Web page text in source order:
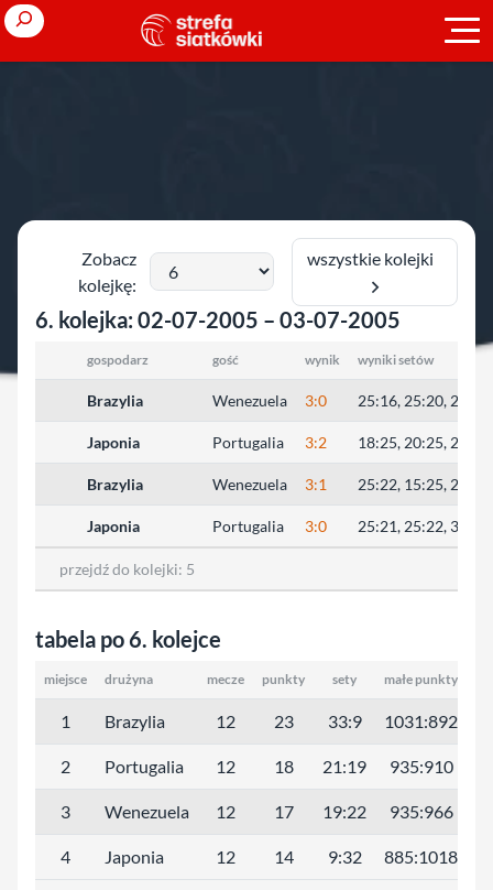
Przejdź
do
treści
Search
Zobacz
kolejkę:
wszystkie kolejki
6. kolejka: 02-07-2005 – 03-07-2005
gospodarz gość wynik wyniki setów
Brazylia Wenezuela 3:0 25:16, 25:20, 25:21
Japonia Portugalia 3:2 18:25, 20:25,
Brazylia Wenezuela 3:1 25:22, 15:25,
Japonia Portugalia 3:0 25:21, 25:22, 31:29
przejdź do kolejki: 5
tabela po 6. kolejce
miejsce drużyna mecze punkty sety małe punkty
1 Brazylia 12 23 33:9 1031:892
2 Portugalia 12 18 21:19 935:910
3 Wenezuela 12 17 19:22 935:966
4 Japonia 12 14 9:32 885:1018